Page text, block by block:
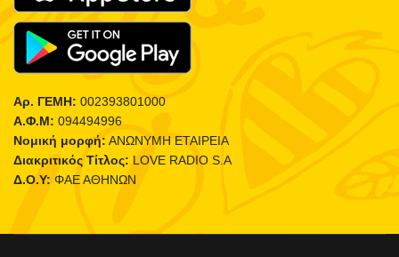
Αρ. ΓΕΜΗ: 002393801000
Α.Φ.Μ: 094494996
Νομική μορφή: ΑΝΩΝΥΜΗ ΕΤΑΙΡΕΙΑ
Διακριτικός Τίτλος: LOVE RADIO S.A
Δ.Ο.Υ: ΦΑΕ ΑΘΗΝΩΝ